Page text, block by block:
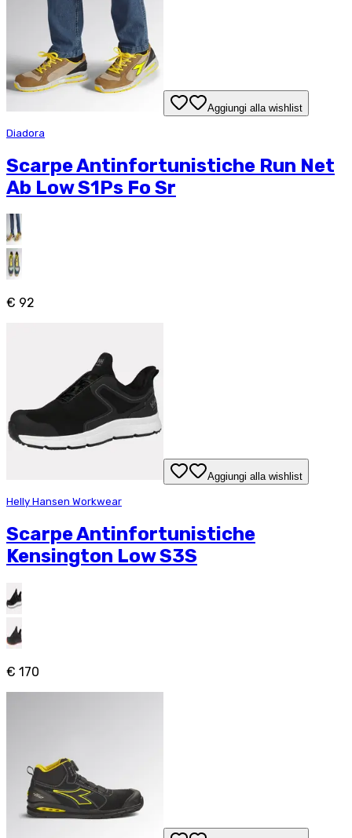
Aggiungi alla wishlist
Diadora
Scarpe Antinfortunistiche Run Net
Ab Low S1Ps Fo Sr
€ 92
Aggiungi alla wishlist
Helly Hansen Workwear
Scarpe Antinfortunistiche
Kensington Low S3S
€ 170